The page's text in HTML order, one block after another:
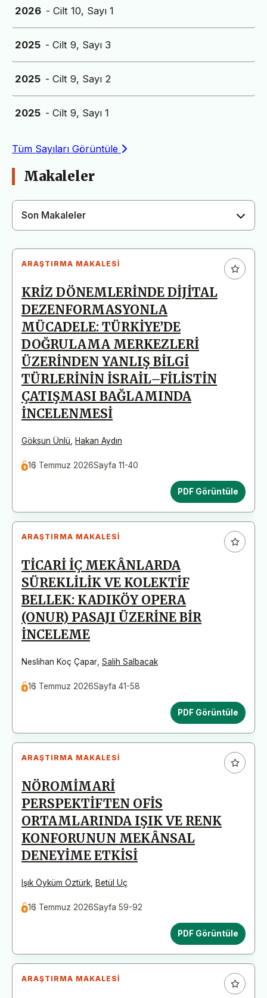
2026 - Cilt 10, Sayı 1
2025 - Cilt 9, Sayı 3
2025 - Cilt 9, Sayı 2
2025 - Cilt 9, Sayı 1
Tüm Sayıları Görüntüle
Makaleler
Son Makaleler
ARAŞTIRMA MAKALESI
KRİZ DÖNEMLERİNDE DİJİTAL
DEZENFORMASYONLA
MÜCADELE: TÜRKİYE’DE
DOĞRULAMA MERKEZLERİ
ÜZERİNDEN YANLIŞ BİLGİ
TÜRLERİNİN İSRAİL–FİLİSTİN
ÇATIŞMASI BAĞLAMINDA
İNCELENMESİ
Göksun Ünlü Hakan Aydın
16 Temmuz 2026Sayfa 11-40
PDF Görüntüle
ARAŞTIRMA MAKALESI
TİCARİ İÇ MEKÂNLARDA
SÜREKLİLİK VE KOLEKTİF
BELLEK: KADIKÖY OPERA
(ONUR) PASAJI ÜZERİNE BİR
İNCELEME
Neslihan Koç Çapar Salih Salbacak
16 Temmuz 2026Sayfa 41-58
PDF Görüntüle
ARAŞTIRMA MAKALESI
NÖROMİMARİ
PERSPEKTİFTEN OFİS
ORTAMLARINDA IŞIK VE RENK
KONFORUNUN MEKÂNSAL
DENEYİME ETKİSİ
Işık Öyküm Öztürk Betül Uç
16 Temmuz 2026Sayfa 59-92
PDF Görüntüle
ARAŞTIRMA MAKALESI